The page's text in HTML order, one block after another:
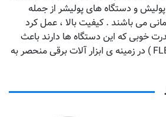
و دستگاه های پولیشر از جمله
می‌ باشند . کیفیت بالا ، عمل کرد
خوبی که این دستگاه‌ ها دارند باعث
شده که برند فلکس ( FLEX ) در زمینه ‌ی ابزار آلات برقی منحصر به